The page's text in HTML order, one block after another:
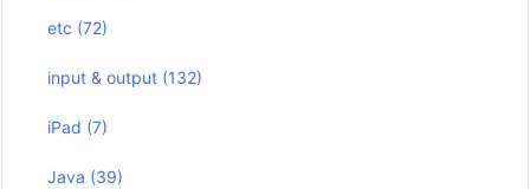
etc (72)
input & output (132)
iPad (7)
Java (39)